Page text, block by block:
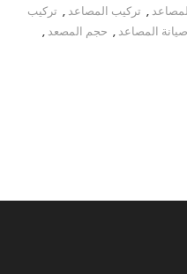
, تركيب المصاعد , تركيب
المصاعد , حجم المصعد ,